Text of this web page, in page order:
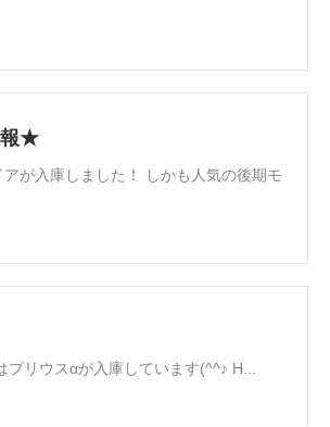
報★
アが入庫しました！ しかも人気の後期モ
プリウスαが入庫しています(^^♪ H...